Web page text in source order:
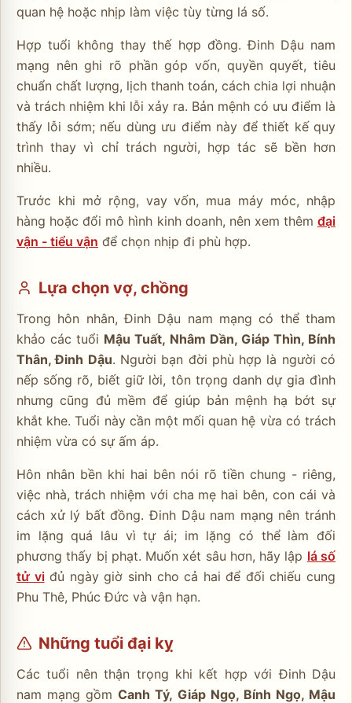
quan hệ hoặc nhịp làm việc tùy từng lá số.
Hợp tuổi không thay thế hợp đồng. Đinh Dậu nam
mạng nên ghi rõ phần góp vốn, quyền quyết, tiêu
chuẩn chất lượng, lịch thanh toán, cách chia lợi nhuận
và trách nhiệm khi lỗi xảy ra. Bản mệnh có ưu điểm là
thấy lỗi sớm; nếu dùng ưu điểm này để thiết kế quy
trình thay vì chỉ trách người, hợp tác sẽ bền hơn
nhiều.
Trước khi mở rộng, vay vốn, mua máy móc, nhập
hàng hoặc đổi mô hình kinh doanh, nên xem thêm đại
vận - tiểu vận để chọn nhịp đi phù hợp.
Lựa chọn vợ, chồng
Trong hôn nhân, Đinh Dậu nam mạng có thể tham
khảo các tuổi Mậu Tuất, Nhâm Dần, Giáp Thìn, Bính
Thân, Đinh Dậu. Người bạn đời phù hợp là người có
nếp sống rõ, biết giữ lời, tôn trọng danh dự gia đình
nhưng cũng đủ mềm để giúp bản mệnh hạ bớt sự
khắt khe. Tuổi này cần một mối quan hệ vừa có trách
nhiệm vừa có sự ấm áp.
Hôn nhân bền khi hai bên nói rõ tiền chung - riêng,
việc nhà, trách nhiệm với cha mẹ hai bên, con cái và
cách xử lý bất đồng. Đinh Dậu nam mạng nên tránh
im lặng quá lâu vì tự ái; im lặng có thể làm đối
phương thấy bị phạt. Muốn xét sâu hơn, hãy lập lá số
tử viđủ ngày giờ sinh cho cả hai để đối chiếu cung
Phu Thê, Phúc Đức và vận hạn.
Những tuổi đại kỵ
Các tuổi nên thận trọng khi kết hợp với Đinh Dậu
nam mạng gồmCanh Tý, Giáp Ngọ, Bính Ngọ, Mậu